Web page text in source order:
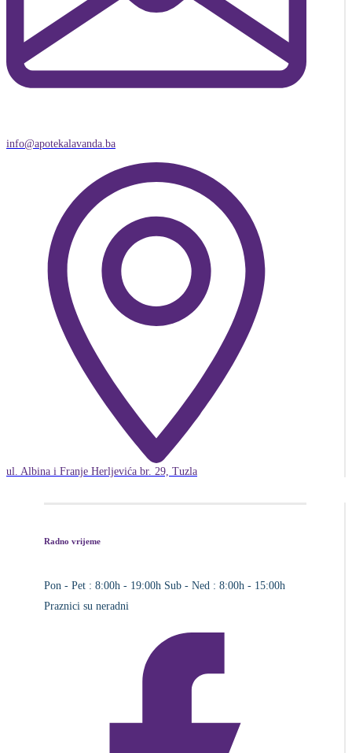
info@apotekalavanda.ba
ul. Albina i Franje Herljevića br. 29, Tuzla
Radno vrijeme
Pon - Pet : 8:00h - 19:00h Sub - Ned : 8:00h - 15:00h
Praznici su neradni